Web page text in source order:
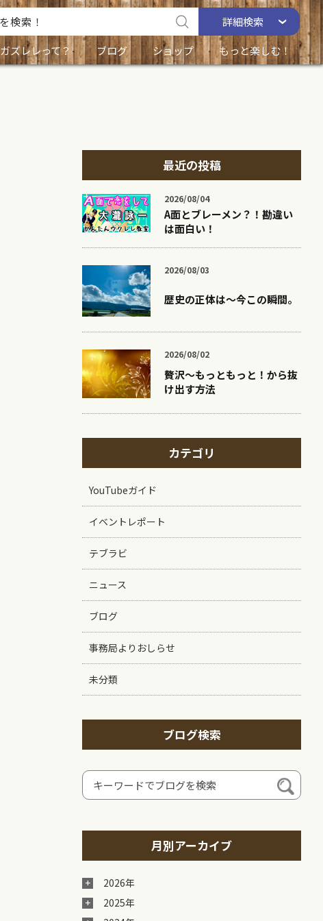
詳細検索
ガズレレって？ ブログ ショップ もっと楽しむ！
最近の投稿
2026/08/04
A面とブレーメン？！勘違い
は面白い！
2026/08/03
歴史の正体は〜今この瞬間。
2026/08/02
贅沢〜もっともっと！から抜
け出す方法
カテゴリ
YouTubeガイド
イベントレポート
テブラビ
ニュース
ブログ
事務局よりおしらせ
未分類
ブログ検索
月別アーカイブ
2026年
2025年